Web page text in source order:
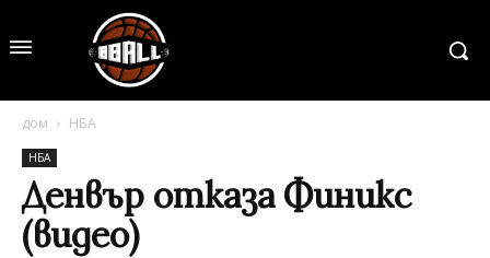
дом НБА
НБА
Денвър отказа Финикс
(видео)